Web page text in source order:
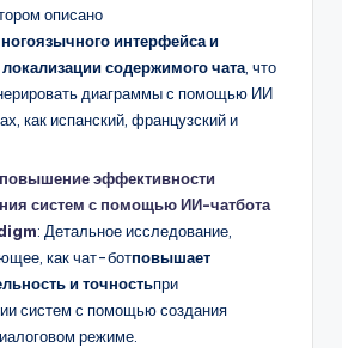
описано
интерфейса и
содержимого чата, что
диаграммы с помощью ИИ
как испанский, французский и
эффективности
систем с помощью ИИ-чатбота
: Детальное исследование,
как чат-ботповышает
и точностьпри
систем с помощью создания
режиме.